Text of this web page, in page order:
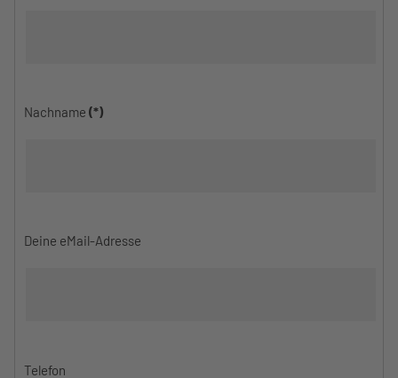
Nachname (*)
Deine eMail-Adresse
Telefon